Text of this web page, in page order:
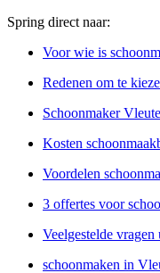
Spring direct naar:
Voor wie is
Redenen om te
Schoonmaker
Kosten
Voordelen
3 offertes voor
Veelgestelde
schoonmaken in